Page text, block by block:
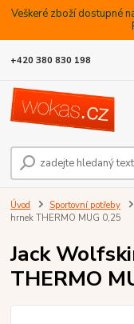
Veškeré zboží dostupné
+420 380 830 198
Úvod Sportovní potřeby
hrnek THERMO MUG 0,25
Jack
THERMO